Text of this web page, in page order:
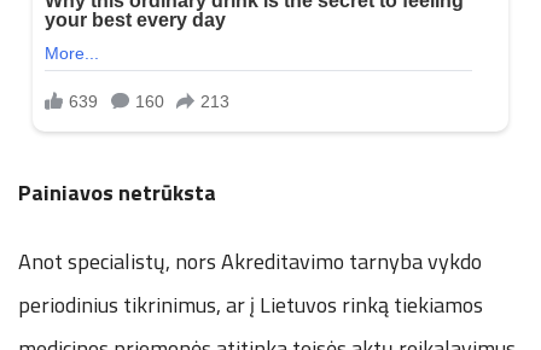
Painiavos netrūksta
Anot specialistų, nors Akreditavimo tarnyba vykdo
periodinius tikrinimus, ar į Lietuvos rinką tiekiamos